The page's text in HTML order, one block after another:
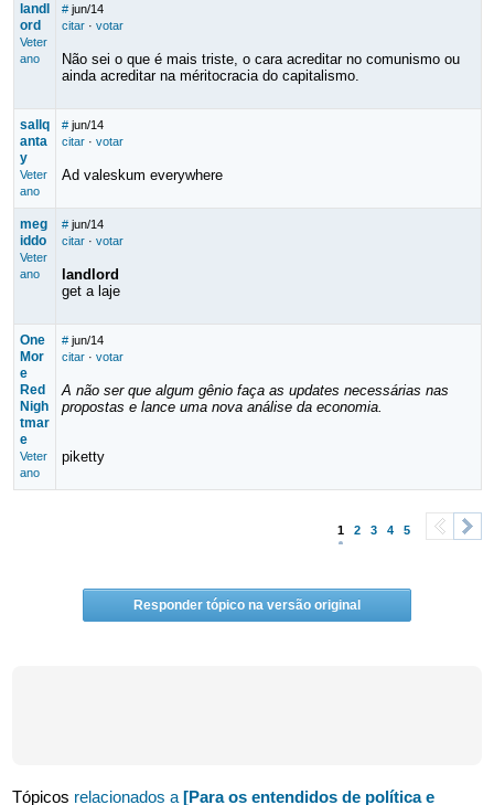
landl
ord
Veter
ano
# jun/14
citar· votar
Não sei o que é mais triste, o cara acreditar no comunismo ou
ainda acreditar na méritocracia do capitalismo.
sallq
anta
y
Veter
ano
# jun/14
citar· votar
Ad valeskum everywhere
meg
iddo
Veter
ano
# jun/14
citar· votar
landlord
get a laje
One
Mor
e
Red
Nigh
tmar
e
Veter
ano
# jun/14
citar· votar
A não ser que algum gênio faça as updates necessárias nas
propostas e lance uma nova análise da economia.
piketty
1 2 3 4 5
>
Responder tópico na versão original
Tópicos relacionados a[Para os entendidos de política e